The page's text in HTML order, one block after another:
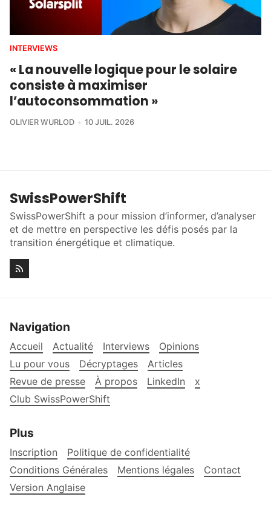
INTERVIEWS
« La nouvelle logique pour le solaire
consiste à maximiser
l’autoconsommation »
OLIVIER WURLOD 10 JUIL. 2026
SwissPowerShift
SwissPowerShift a pour mission d’informer, d’analyser
et de mettre en perspective les défis posés par la
transition énergétique et climatique.
Navigation
Accueil Actualité Interviews
Opinions
Lu pour vous
Décryptages
Articles
Revue de presse
À propos LinkedIn
x
Club SwissPowerShift
Plus
Inscription
Politique de confidentialité
Conditions Générales
Mentions légales
Contact
Version Anglaise